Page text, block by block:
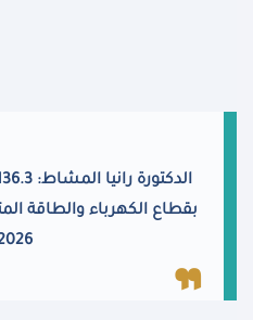
بقطاع الكهرباء والطاقة